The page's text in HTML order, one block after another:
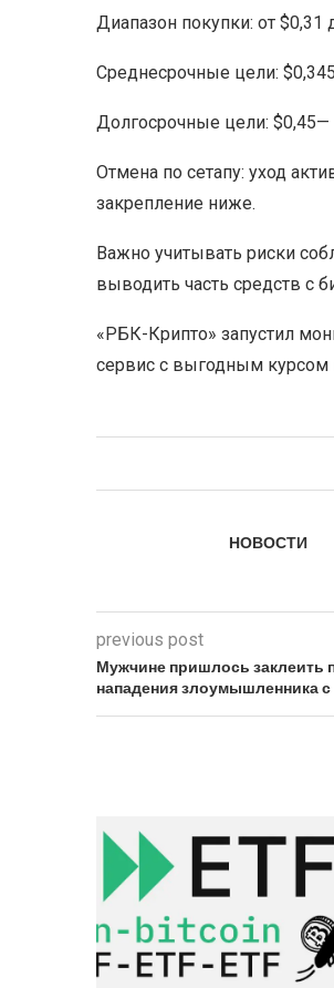
Диапазон покупки: от $0,31
Среднесрочные цели:
Долгосрочные цели: $0,45—
Отмена по сетапу: уход
закрепление ниже.
Важно учитывать риски
выводить часть средств с
«РБК-Крипто» запустил
сервис с выгодным курсом
НОВОСТИ
previous post
Мужчине пришлось заклеить
нападения злоумышленника